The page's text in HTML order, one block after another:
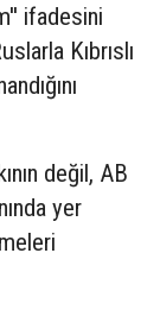
ifadesini
Kıbrıslı
değil, AB
yer